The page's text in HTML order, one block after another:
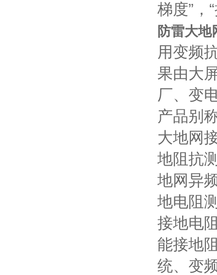
梯度”，
防雷大
用变频
果由大
厂、变
产品别
大地网
地阻抗
地网异
地电阻
接地电
能接地
统、变